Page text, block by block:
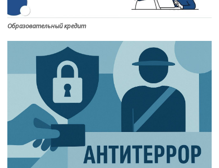
Образовательный кредит